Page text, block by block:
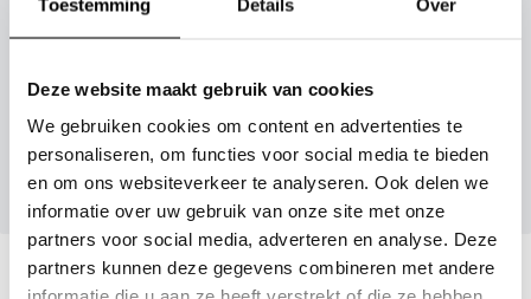
Toestemming Details Over
Deze website maakt gebruik van cookies
We gebruiken cookies om content en advertenties te
personaliseren, om functies voor social media te bieden
en om ons websiteverkeer te analyseren. Ook delen we
informatie over uw gebruik van onze site met onze
partners voor social media, adverteren en analyse. Deze
partners kunnen deze gegevens combineren met andere
Wanneer je foto’s meestuurt ontvang je op
maandag tot en met vrijdag binnen enkele uren
een voorstel.
Veelgestelde vragen